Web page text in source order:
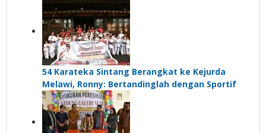
54 Karateka Sintang Berangkat ke Kejurda
Melawi, Ronny: Bertandinglah dengan Sportif